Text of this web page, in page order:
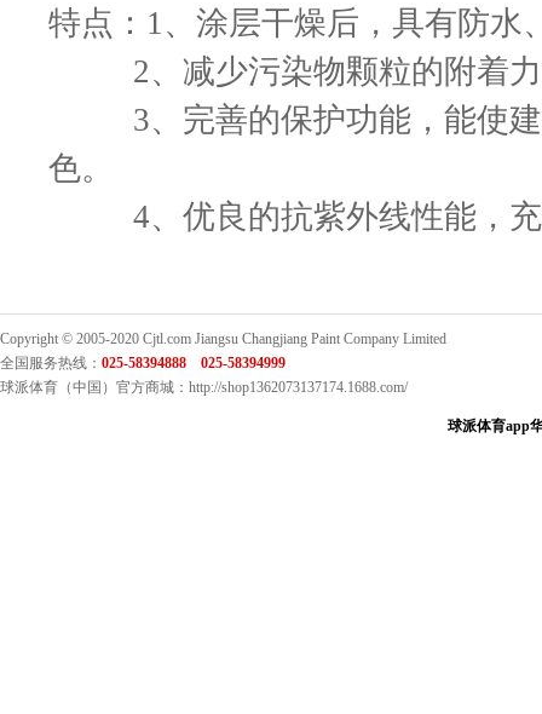
特点：1、涂层干燥后，具有防水
2、减少污染物颗粒的附着
3、完善的保护功能，能使
色。
4、优良的抗紫外线性能，
Copyright © 2005-2020 Cjtl.com Jiangsu Changjiang Paint Company Limited
全国服务热线： 025-58394888 025-58394999
球派体育（中国）官方商城：http://shop1362073137174.1688.com/
球派体育app